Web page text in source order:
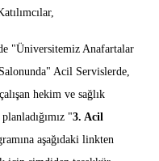
"Üniversitemiz Anafartalar
Acil Servislerde,
hekim ve sağlık
"3. Acil
aşağıdaki linkten